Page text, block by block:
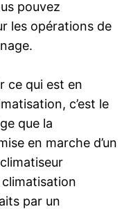
pouvez
les opérations de
ce qui est en
c’est le
que la
en marche d’un
par un